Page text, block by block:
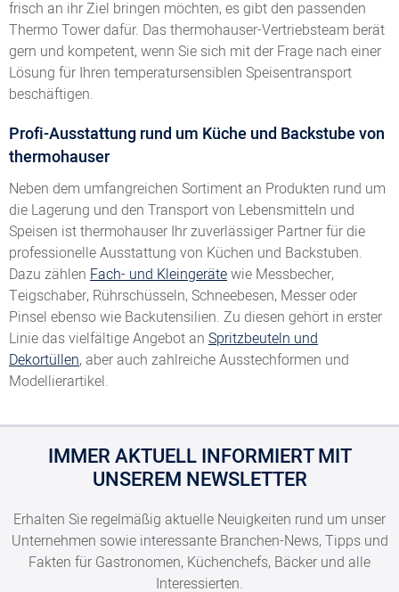
frisch an ihr Ziel bringen möchten, es gibt den passenden
Thermo Tower dafür. Das thermohauser-Vertriebsteam berät
gern und kompetent, wenn Sie sich mit der Frage nach einer
Lösung für Ihren temperatursensiblen Speisentransport
beschäftigen.
Profi-Ausstattung rund um Küche und Backstube von
thermohauser
Neben dem umfangreichen Sortiment an Produkten rund um
die Lagerung und den Transport von Lebensmitteln und
Speisen ist thermohauser Ihr zuverlässiger Partner für die
professionelle Ausstattung von Küchen und Backstuben.
Dazu zählen Fach- und Kleingerätewie Messbecher,
Teigschaber, Rührschüsseln, Schneebesen, Messer oder
Pinsel ebenso wie Backutensilien. Zu diesen gehört in erster
Linie das vielfältige Angebot an Spritzbeuteln und
Dekortüllen, aber auch zahlreiche Ausstechformen und
Modellierartikel.
IMMER AKTUELL INFORMIERT MIT
UNSEREM NEWSLETTER
Erhalten Sie regelmäßig aktuelle Neuigkeiten rund um unser
Unternehmen sowie interessante Branchen-News, Tipps und
Fakten für Gastronomen, Küchenchefs, Bäcker und alle
Interessierten.